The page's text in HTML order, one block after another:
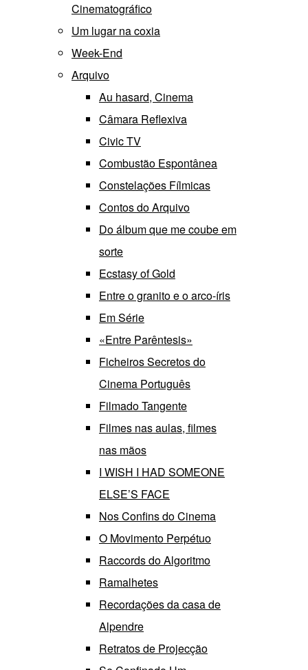
Cinematográfico
Um lugar na coxia
Week-End
Arquivo
Au hasard, Cinema
Câmara Reflexiva
Civic TV
Combustão Espontânea
Constelações Fílmicas
Contos do Arquivo
Do álbum que me coube em
sorte
Ecstasy of Gold
Entre o granito e o arco-íris
Em Série
«Entre Parêntesis»
Ficheiros Secretos do
Cinema Português
Filmado Tangente
Filmes nas aulas, filmes
nas mãos
I WISH I HAD SOMEONE
ELSE’S FACE
Nos Confins do Cinema
O Movimento Perpétuo
Raccords do Algoritmo
Ramalhetes
Recordações da casa de
Alpendre
Retratos de Projecção